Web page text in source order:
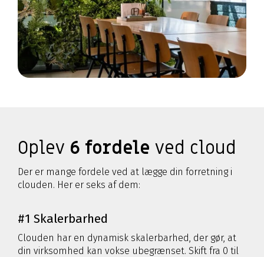
Oplev 6 fordele ved cloud
Der er mange fordele ved at lægge din forretning i
clouden. Her er seks af dem:
#1 Skalerbarhed
Clouden har en dynamisk skalerbarhed, der gør, at
din virksomhed kan vokse ubegrænset. Skift fra 0 til